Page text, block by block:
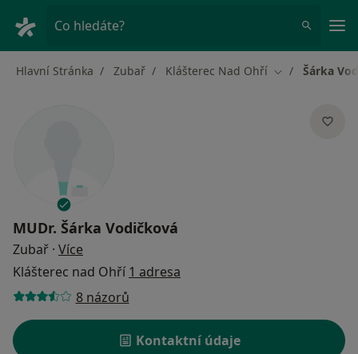
Co hledáte?
Hlavní Stránka Zubař Klášterec Nad Ohří Změna města
Šárka
MUDr. Šárka Vodičková
Zubař · Více
Klášterec nad Ohří 1 adresa
8 názorů
Kontaktní údaje